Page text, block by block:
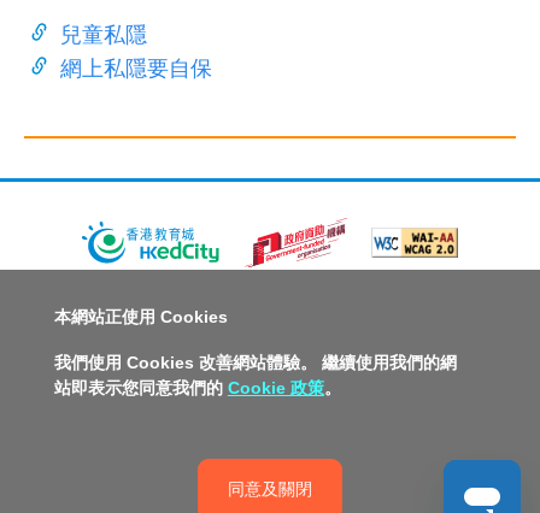
兒童私隱
網上私隱要自保
人才招募
聯絡我們
版權所有© 2026 香港教育城有限公司
私隱政策聲明 服務條款
版權及知識產權政策
本網站正使用 Cookies
我們使用 Cookies 改善網站體驗。 繼續使用我們的網
站即表示您同意我們的 Cookie 政策。
同意及關閉